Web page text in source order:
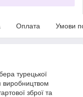
Оплата Умови
турецької
виробництвом
зброї та